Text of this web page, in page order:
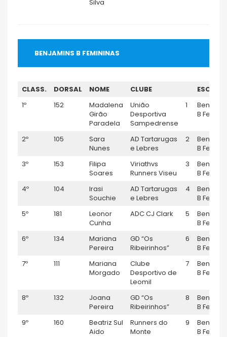
Silva
BENJAMINS B FEMININAS
CLASS. DORSAL NOME CLUBE
1º
152
Madalena
Girão
Paradela
União
Desportiva
Sampedrense
1
B Fem.
2º 105
Sara
Nunes
AD Tartarugas
e Lebres
2
B Fem.
3º
153
Filipa
Soares
Viriathvs
Runners Viseu
3
B Fem.
4º
104
Irasi
Souchie
AD Tartarugas
e Lebres
4
B Fem.
5º
181
Leonor
Cunha
ADC CJ Clark 5
B Fem.
6º
134
Mariana
Pereira
GD “Os
Ribeirinhos”
6
B Fem.
7º
111
Mariana
Morgado
Clube
Desportivo de
Leomil
7
B Fem.
8º 132
Joana
Pereira
GD “Os
Ribeirinhos”
8
B Fem.
9º
160
Beatriz Sul
Aido
Runners do
Monte
9
B Fem.